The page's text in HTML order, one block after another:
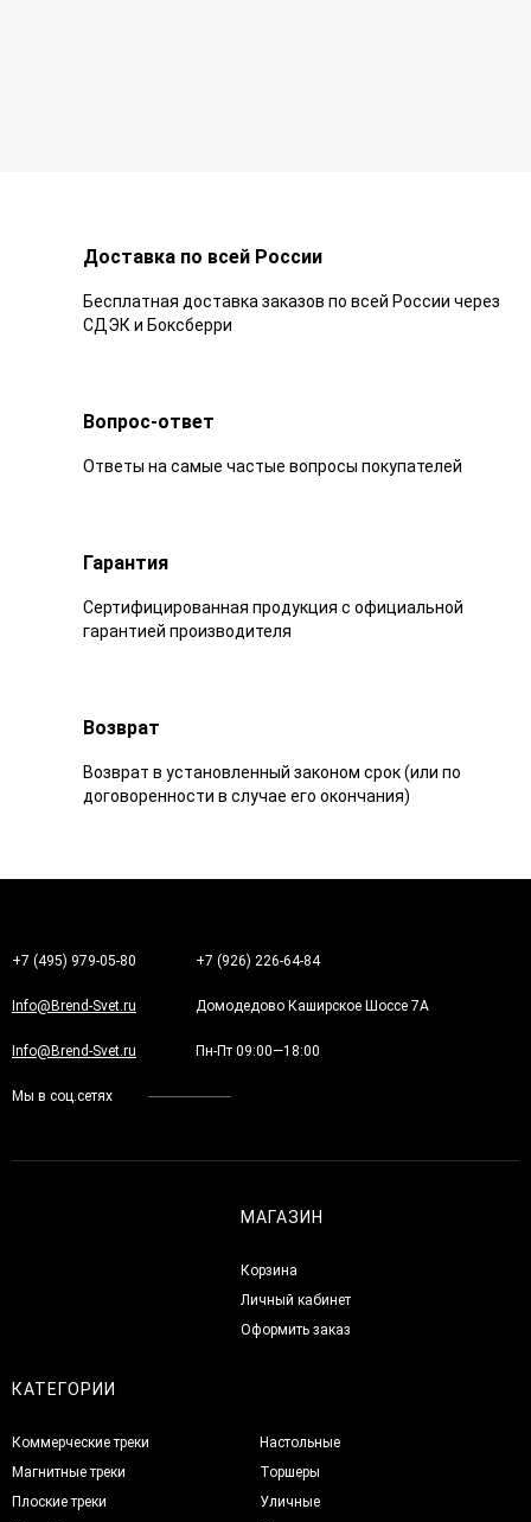
Доставка по всей России
Бесплатная доставка заказов по всей России через
СДЭК и Боксберри
Вопрос-ответ
Ответы на самые частые вопросы покупателей
Гарантия
Сертифицированная продукция с официальной
гарантией производителя
Возврат
Возврат в установленный законом срок (или по
договоренности в случае его окончания)
+7 (495) 979-05-80 +7 (926) 226-64-84
Info@Brend-Svet.ru Домодедово Каширское Шоссе 7А
Info@Brend-Svet.ru Пн-Пт 09:00—18:00
Мы в соц.сетях
МАГАЗИН
Корзина
Личный кабинет
Оформить заказ
КАТЕГОРИИ
Коммерческие треки
Магнитные треки
Плоские треки
Настольные
Торшеры
Уличные